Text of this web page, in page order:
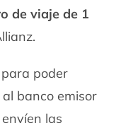
de viaje de 1
poder
banco emisor
las